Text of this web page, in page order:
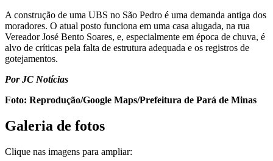
A construção de uma UBS no São Pedro é uma demanda antiga dos
moradores. O atual posto funciona em uma casa alugada, na rua
Vereador José Bento Soares, e, especialmente em época de chuva, é
alvo de críticas pela falta de estrutura adequada e os registros de
gotejamentos.
Por JC Notícias
Foto: Reprodução/Google Maps/Prefeitura de Pará de Minas
Galeria de fotos
Clique nas imagens para ampliar: